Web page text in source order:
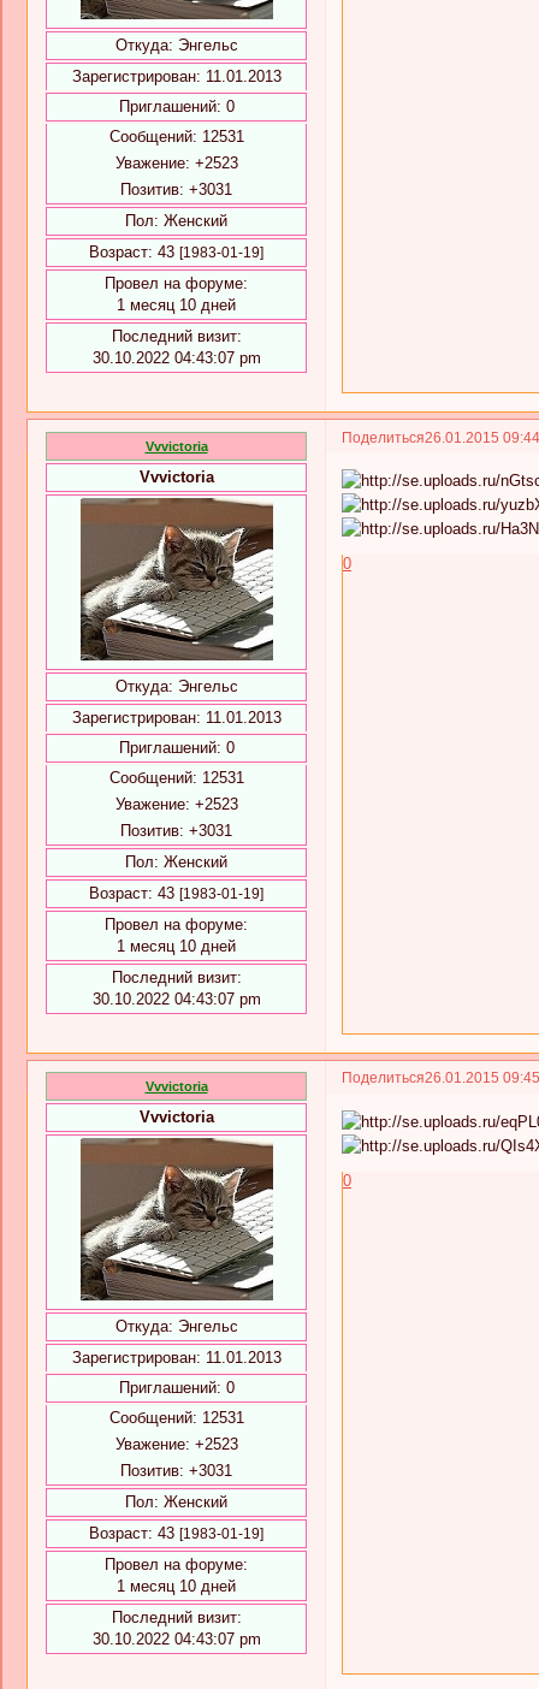
Откуда: Энгельс
Зарегистрирован: 11.01.2013
Приглашений: 0
Сообщений: 12531
Уважение: +2523
Позитив: +3031
Пол: Женский
Возраст: 43 [1983-01-19]
Провел на форуме:
1 месяц 10 дней
Последний визит:
30.10.2022 04:43:07 pm
Поделиться26.01.2015
Vvvictoria
Vvvictoria
Откуда: Энгельс
Зарегистрирован: 11.01.2013
Приглашений: 0
Сообщений: 12531
Уважение: +2523
Позитив: +3031
Пол: Женский
Возраст: 43 [1983-01-19]
Провел на форуме:
1 месяц 10 дней
Последний визит:
30.10.2022 04:43:07 pm
0
Поделиться26.01.2015
Vvvictoria
Vvvictoria
Откуда: Энгельс
Зарегистрирован: 11.01.2013
Приглашений: 0
Сообщений: 12531
Уважение: +2523
Позитив: +3031
Пол: Женский
Возраст: 43 [1983-01-19]
Провел на форуме:
1 месяц 10 дней
Последний визит:
30.10.2022 04:43:07 pm
0